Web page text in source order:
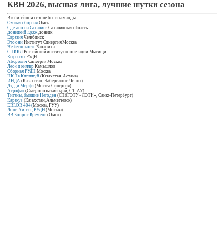
КВН 2026, высшая лига, лучшие шутки сезона
В юбилейном сезоне были команды:
Омская сборная Омск
Сделано на Сахалине Сахалинская область
Донецкий Кряж Донецк
Евразия Челябинск
Это они Институт Синергия Москва
Не беспокоить Балашиха
СПИКЛ Российский институт кооперации Мытищи
Кыргызы РУДН
Аборович Синегрия Москва
Леон и киллер Камышлов
Сборная РУДН Москва
НК Не Кипишуй (Казахстан, Астана)
ИНДА (Казахстан, Набережные Челны)
Дэдди Мёрфи (Москва Синергия)
Агрофак(Ставропольский край, СТГАУ)
Титаны, бывшие Негоден (СПбГЭТУ «ЛЭТИ», Санкт-Петербург)
Каракуз (Казахстан, Альметьевск)
ERROR 404 (Москва, ГУУ)
Лонг-Айленд РУДН (Москва)
ВВ Вопрос Времени (Омск)